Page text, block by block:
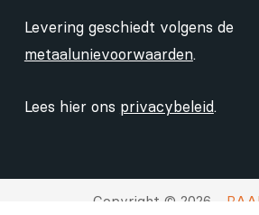
Levering geschiedt volgens de
metaalunievoorwaarden.
Lees hier ons privacybeleid.
Copyright © 2026 -